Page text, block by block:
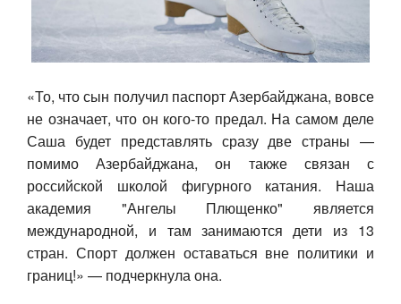
«То, что сын получил паспорт Азербайджана, вовсе
не означает, что он кого-то предал. На самом деле
Саша будет представлять сразу две страны —
помимо Азербайджана, он также связан с
российской школой фигурного катания. Наша
академия "Ангелы Плющенко" является
международной, и там занимаются дети из 13
стран. Спорт должен оставаться вне политики и
границ!» — подчеркнула она.